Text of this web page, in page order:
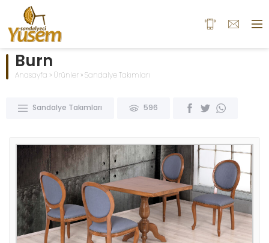
Burn
Anasayfa » Ürünler » Sandalye Takımları
Sandalye Takımları 596